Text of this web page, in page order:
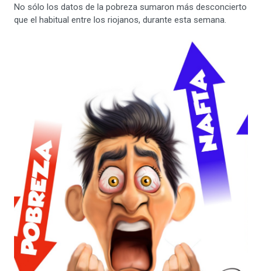
No sólo los datos de la pobreza sumaron más desconcierto
que el habitual entre los riojanos, durante esta semana.